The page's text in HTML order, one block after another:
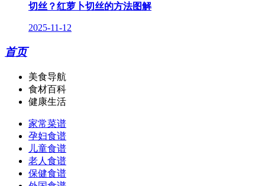
切丝？红萝卜切丝的方法图解
2025-11-12
首页
美食导航
食材百科
健康生活
家常菜谱
孕妇食谱
儿童食谱
老人食谱
保健食谱